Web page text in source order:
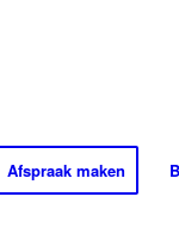
Afspraak maken